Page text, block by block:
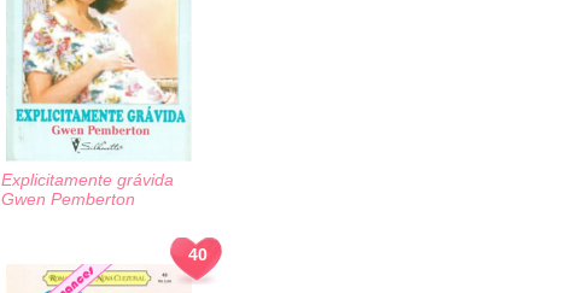
Explicitamente grávida
Gwen Pemberton
40